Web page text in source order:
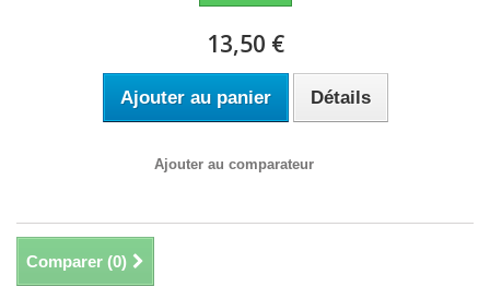
13,50 €
Ajouter au panier Détails
Ajouter au comparateur
Comparer (0)